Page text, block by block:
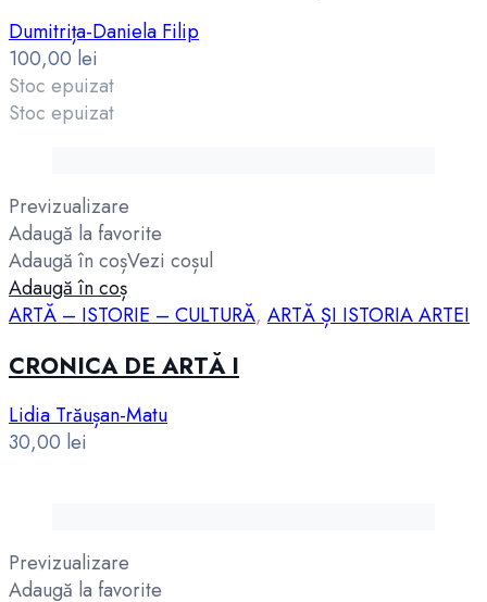
Dumitrița-Daniela Filip
100,00 lei
Stoc epuizat
Stoc epuizat
Previzualizare
Adaugă la favorite
Adaugă în coșVezi coșul
Adaugă în coș
ARTĂ – ISTORIE – CULTURĂ, ARTĂ ȘI ISTORIA ARTEI
CRONICA DE ARTĂ I
Lidia Trăușan-Matu
30,00 lei
Previzualizare
Adaugă la favorite